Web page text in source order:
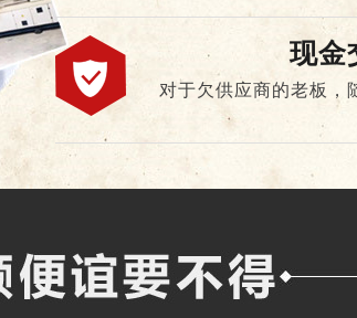
现金
对于欠供应商的老板，